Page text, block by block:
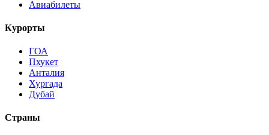
Авиабилеты
Курорты
ГОА
Пхукет
Анталия
Хургада
Дубай
Страны